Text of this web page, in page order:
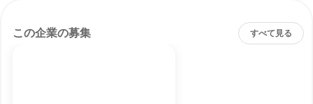
この企業の募集 すべて見る